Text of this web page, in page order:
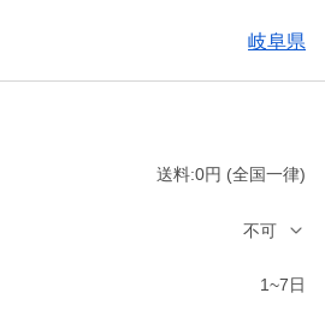
岐阜県
送料:0円 (全国一律)
不可
1~7日